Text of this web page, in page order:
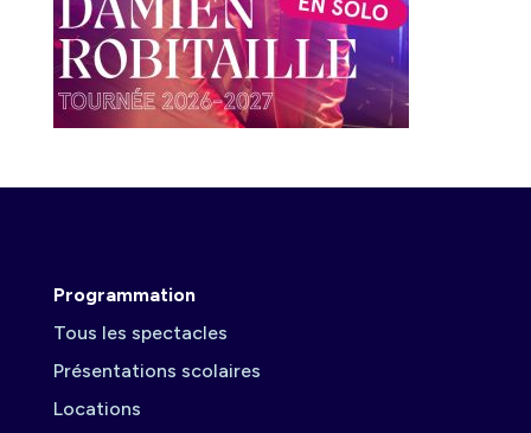
Programmation
Tous les spectacles
Présentations scolaires
Locations